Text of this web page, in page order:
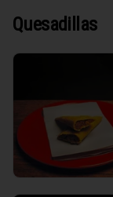
Quesadillas